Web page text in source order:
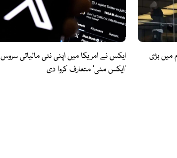
میں بڑی
ایکس نے امریکا میں اپنی نئی مالیاتی سروس
’ایکس منی‘ متعارف کروا دی